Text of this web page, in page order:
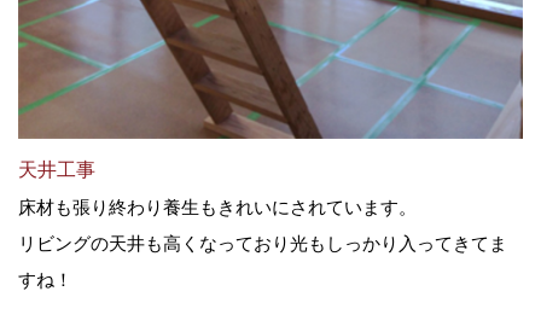
天井工事
床材も張り終わり養生もきれいにされています。
リビングの天井も高くなっており光もしっかり入ってきてま
すね！